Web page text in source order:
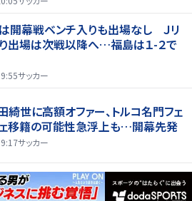
開幕戦ベンチ入りも出場なし Ｊリ
出場は次戦以降へ…福島は１-２で
サッカー
綺世に高額オファー、トルコ名門フェ
移籍の可能性急浮上も…開幕先発
サッカー